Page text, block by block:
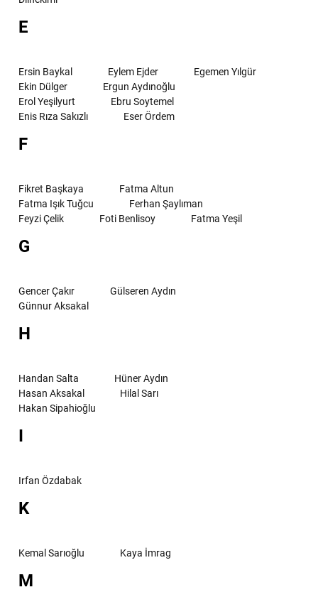
E
Ersin Baykal Eylem Ejder
Egemen Yılgür
Ekin Dülger
Ergun Aydınoğlu
Erol Yeşilyurt
Ebru Soytemel
Enis Rıza Sakızlı
Eser Ördem
F
Fikret Başkaya
Fatma Altun
Fatma Işık Tuğcu
Ferhan Şaylıman
Feyzi Çelik
Foti Benlisoy Fatma Yeşil
G
Gencer Çakır
Gülseren Aydın
Günnur Aksakal
H
Handan Salta
Hüner Aydın
Hasan Aksakal
Hilal Sarı
Hakan Sipahioğlu
I
Irfan Özdabak
K
Kemal Sarıoğlu Kaya İmrag
M